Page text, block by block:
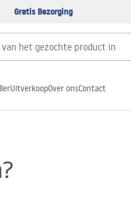
Gratis Bezorging
UitverkoopOver onsContact